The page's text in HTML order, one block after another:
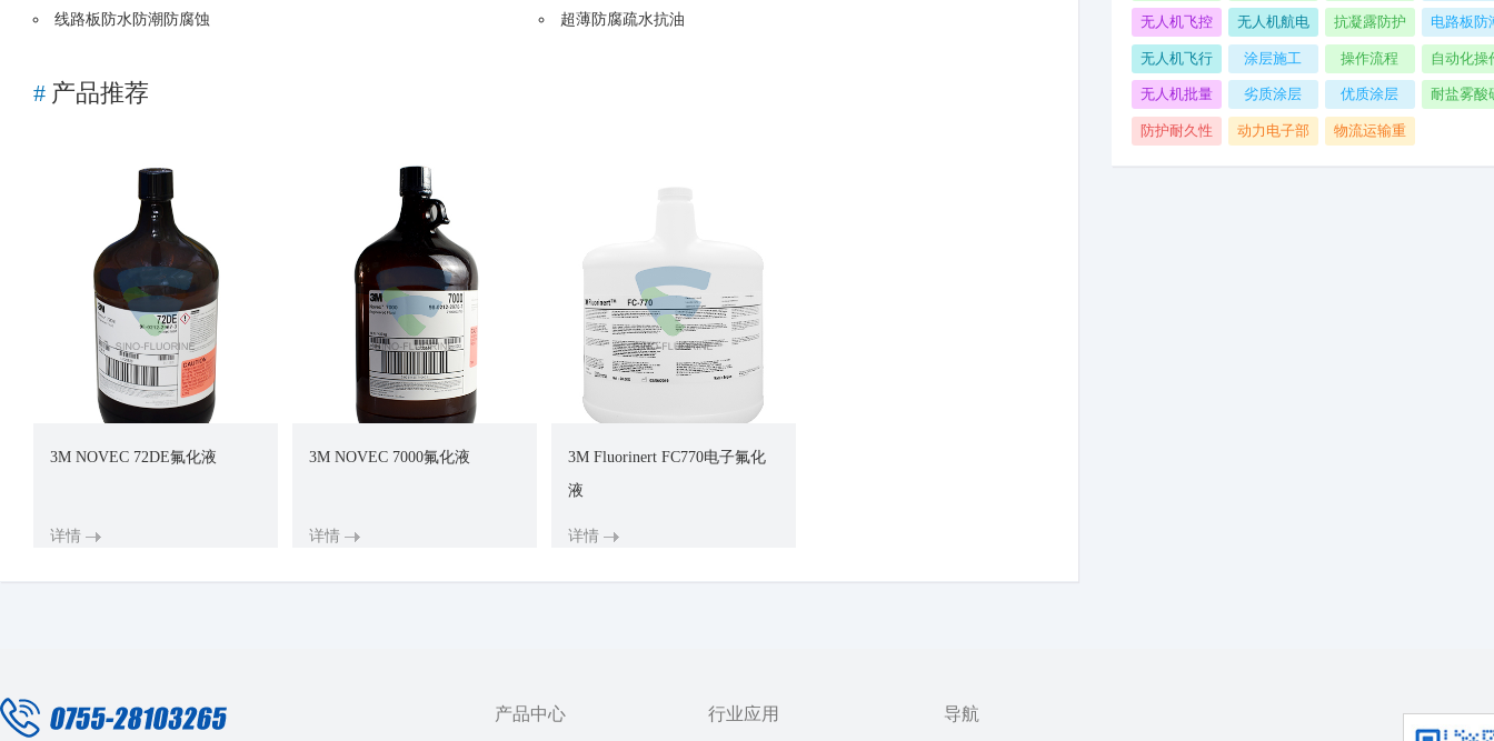
线路板防水防潮防腐蚀 超薄防腐疏水抗油
# 产品推荐
3M NOVEC 72DE氟化液
详情
3M NOVEC 7000氟化液
详情
3M Fluorinert FC770电子氟化
液
详情
层
干扰
无人机飞控
系统专用防
护涂层
无人机航电
系统
抗凝露防护 电路板防
无人机飞行
使用
涂层施工 操作流程
自动化操
方法
无人机批量
涂层施工
劣质涂层 优质涂层 耐盐雾酸
防护耐久性
动力电子部
物流运输重
产品中心 行业应用 导航